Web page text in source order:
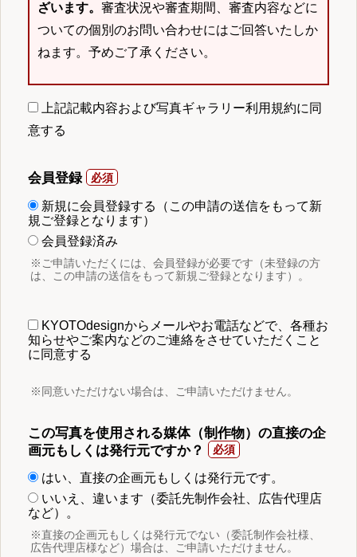
ざいます。 審査状況や審査期間、審査内容などに
ついての個別のお問い合わせにはご回答いたしか
ねます。予めご了承ください。
上記記載内容および写真ギャラリー利用規約に同
意する
会員登録
新規に会員登録する（この申請の送信をもって新
規ご登録となります）
会員登録済み
※ご申請いただくには、会員登録が必要です（未登録の方
は、この申請の送信をもって新規ご登録となります）。
KYOTOdesignからメールやお電話などで、各種お
知らせやご案内などのご連絡をさせていただくこと
に同意する
※同意いただけない場合は、ご申請いただけません。
この写真を使用される媒体（制作物）の直接の企
画元もしくは発行元ですか？
はい、直接の企画元もしくは発行元です。
いいえ、違います（委託先制作会社、広告代理店
など）。
※直接の企画元もしくは発行元でない（委託制作会社様、
広告代理店様など）場合は、ご申請いただけません。